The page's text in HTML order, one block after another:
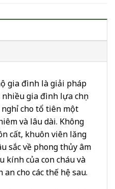
gia đình là giải pháp
gia đình lựa chọn
cho tổ tiên một
và lâu dài. Không
cất, khuôn viên lăng
sắc về phong thủy âm
kính của con cháu và
cho các thế hệ sau.